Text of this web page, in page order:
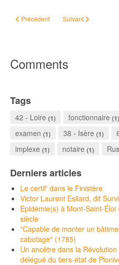
Article précédent : #ChallengeAZ - S
Précédent Article suivant :
Suivant
Comments
Tags
42 - Loire (1) fonctionnaire (1)
examen (1) 38 - Isère (1)
implexe (1) notaire (1)
Derniers articles
Le certif' dans le Finistère
Victor Laurent Esliard, dit
Epidémie(s) à Mont-Saint-
siècle
"Capable de monter un
cabotage" (1785)
Un ancêtre dans la
délégué du tiers-état de